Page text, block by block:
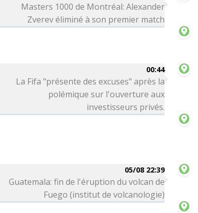
Masters 1000 de Montréal: Alexander
Zverev éliminé à son premier match
00:44
La Fifa "présente des excuses" après la
polémique sur l'ouverture aux
investisseurs privés.
05/08 22:39
Guatemala: fin de l'éruption du volcan de
Fuego (institut de volcanologie)